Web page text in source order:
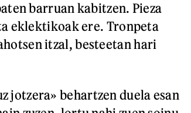
barruan kabitzen. Pieza
eklektikoak ere. Tronpeta
itzal, besteetan hari
jotzera» behartzen duela esan